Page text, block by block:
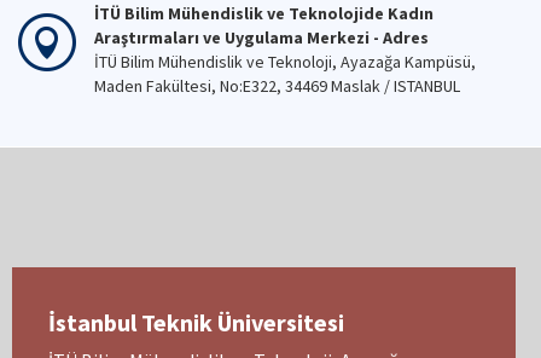
İTÜ Bilim Mühendislik ve Teknolojide Kadın
Araştırmaları ve Uygulama Merkezi - Adres
İTÜ Bilim Mühendislik ve Teknoloji, Ayazağa Kampüsü,
Maden Fakültesi, No:E322, 34469 Maslak / ISTANBUL
İstanbul Teknik Üniversitesi